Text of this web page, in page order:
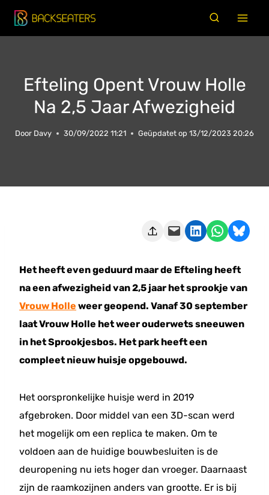
Doorgaan
naar
Efteling Opent Vrouw Holle
Na 2,5 Jaar Afwezigheid
Door Davy 30/09/2022 11:21 Geüpdatet op 13/12/2023 20:26
Deze pagina e-mailen Delen op LinkedIn Delen via WhatsApp Share on Bluesky
Het heeft even geduurd maar de Efteling heeft
na een afwezigheid van 2,5 jaar het sprookje van
Vrouw Holle weer geopend. Vanaf 30 september
laat Vrouw Holle het weer ouderwets sneeuwen
in het Sprookjesbos. Het park heeft een
compleet nieuw huisje opgebouwd.
Het oorspronkelijke huisje werd in 2019
afgebroken. Door middel van een 3D-scan werd
het mogelijk om een replica te maken. Om te
voldoen aan de huidige bouwbesluiten is de
deuropening nu iets hoger dan vroeger. Daarnaast
zijn de raamkozijnen anders van grootte. Er is bij